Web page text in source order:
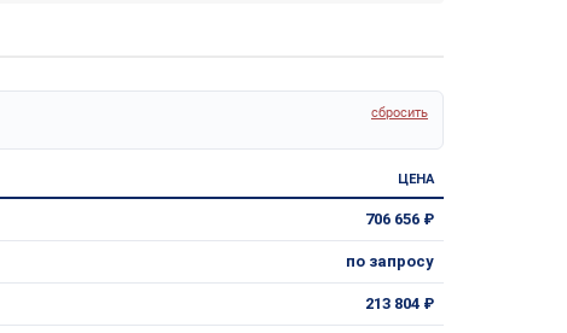
сбросить
ЦЕНА
706 656 ₽
по запросу
213 804 ₽